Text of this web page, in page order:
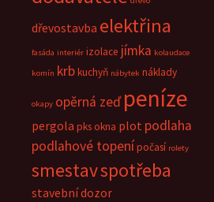
dřevostavba elektřina
fasáda interiér izolace jímka kolaudace
komín krbkuchyň nábytek náklady
okapy opěrná zeď peníze
pergola pks okna plot podlaha
podlahové topenípočasí rolety
smestavspotřeba
stavební dozor